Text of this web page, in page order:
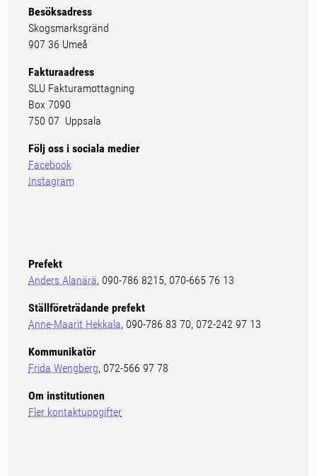
Besöksadress
Skogsmarksgränd
907 36 Umeå
Fakturaadress
SLU Fakturamottagning
Box 7090
750 07 Uppsala
Följ oss i sociala medier
Facebook
Instagram
Prefekt
Anders Alanärä, 090-786 8215, 070-665 76 13
Ställföreträdande prefekt
Anne-Maarit Hekkala, 090-786 83 70, 072-242 97 13
Kommunikatör
Frida Wengberg, 072-566 97 78
Om institutionen
Fler kontaktuppgifter